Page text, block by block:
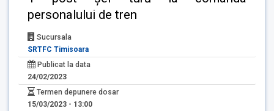
personalului de tren
Sucursala
SRTFC Timisoara
Publicat la data
24/02/2023
Termen depunere dosar
15/03/2023 - 13:00